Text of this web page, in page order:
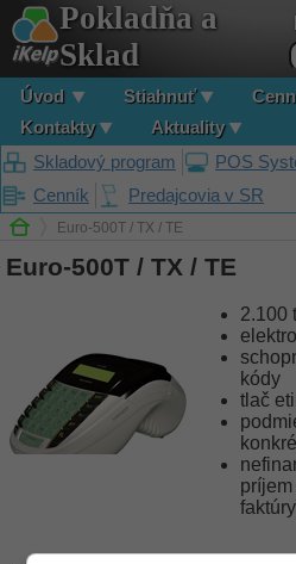
Pokladňa a
Sklad
Úvod Stiahnuť
Kontakty
Aktuality
Skladový program
POS
Cenník
Predajcovia v SR
Euro-500T / TX / TE
Euro-500T / TX / TE
2.100
kódy
tlač